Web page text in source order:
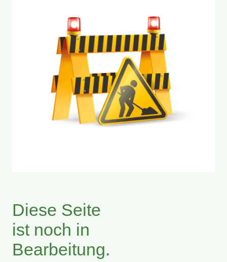
Diese Seite
ist noch in
Bearbeitung.